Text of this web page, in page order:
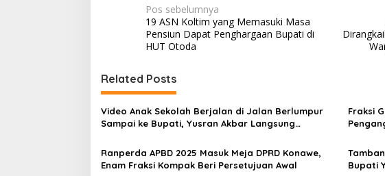
N
a
v
i
g
a
s
i
p
Pos sebelumnya
19 ASN Koltim yang Memasuki Masa
Pensiun Dapat Penghargaan Bupati di
HUT Otoda
Related Posts
Video Anak Sekolah Berjalan di Jalan Berlumpur
Sampai ke Bupati, Yusran Akbar Langsung
Fraksi
Ranperda APBD 2025 Masuk Meja DPRD Konawe,
Enam Fraksi Kompak Beri Persetujuan Awal
Bupati